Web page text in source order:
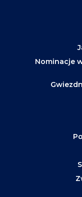
Nominacje